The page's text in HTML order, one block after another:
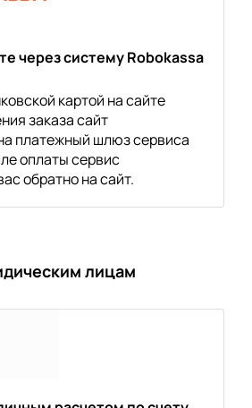
через систему Robokassa
картой на сайте
заказа сайт
платежный шлюз сервиса
оплаты сервис
обратно на сайт.
лицам